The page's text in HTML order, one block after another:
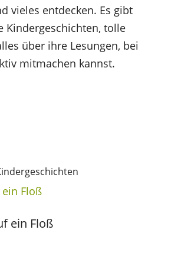
vieles entdecken. Es gibt
Kindergeschichten, tolle
über ihre Lesungen, bei
mitmachen kannst.
ein Floß